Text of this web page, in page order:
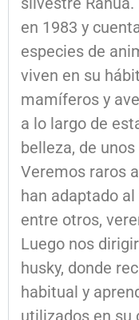
en 1983 y
especies de
viven en su
mamíferos y
a lo largo de
belleza, de
Veremos raros
han adaptado
entre otros,
Luego nos
husky, donde
habitual y